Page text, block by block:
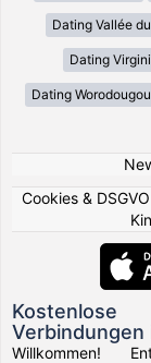
Dating Vallée
Dating
Dating Worodougou
Cookies & DSGVO
Kostenlose
Verbindungen
Willkommen!